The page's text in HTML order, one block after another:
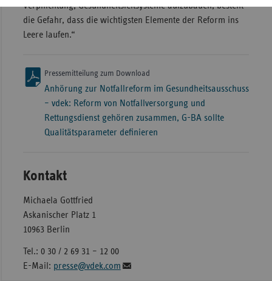
Verpflichtung, Gesundheitsleitsysteme aufzubauen, besteht
die Gefahr, dass die wichtigsten Elemente der Reform ins
Leere laufen.“
Pressemitteilung zum Download
Anhörung zur Notfallreform im Gesundheitsausschuss
– vdek: Reform von Notfallversorgung und
Rettungsdienst gehören zusammen, G-BA sollte
Qualitätsparameter definieren
Kontakt
Michaela Gottfried
Askanischer Platz 1
10963 Berlin
Tel.: 0 30 / 2 69 31 – 12 00
E-Mail: presse@vdek.com